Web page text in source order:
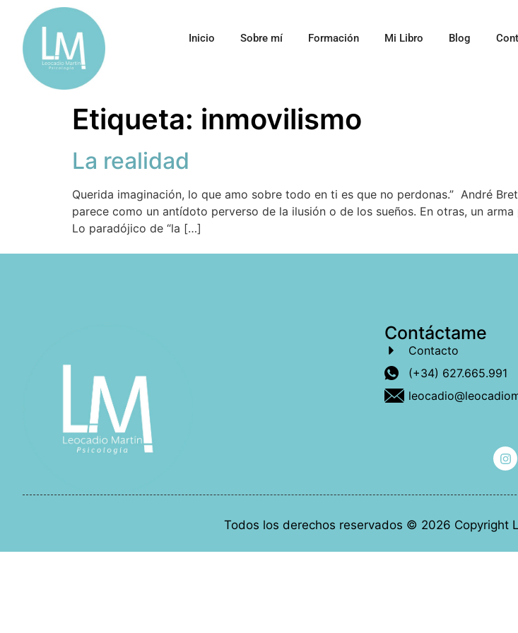
Inicio Sobre mí Formación Mi Libro Blog
Etiqueta: inmovilismo
La realidad
Querida imaginación, lo que amo sobre todo en ti es que no perdonas.” André
parece como un antídoto perverso de la ilusión o de los sueños. En otras, un
Lo paradójico de “la […]
Contáctame
Contacto
(+34) 627.665.991
Todos los derechos reservados © 2026 Copyright